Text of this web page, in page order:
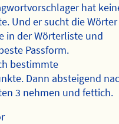
hat
Und er sucht die Wörter
in der Wörterliste und
Passform.
bestimmte
Dann absteigend
3 nehmen und fettich.